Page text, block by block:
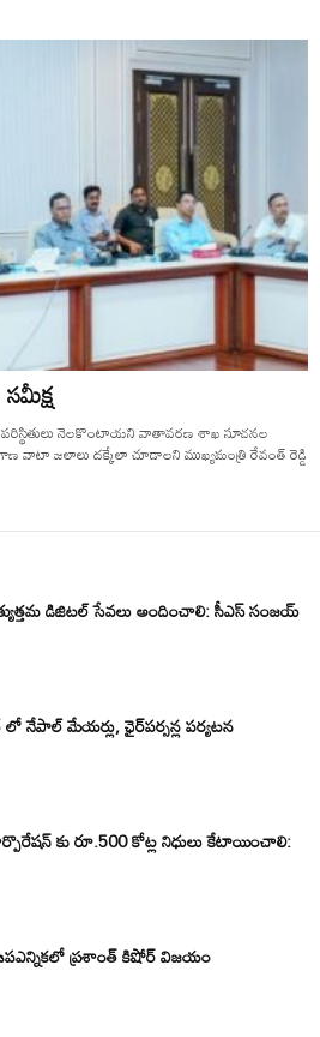
నెల‌కొంటాయ‌ని వాతావర‌ణ శాఖ సూచనల
వాటా జ‌లాలు ద‌క్కేలా చూడాల‌ని ముఖ్యమంత్రి రేవంత్ రెడ్డి
డిజిటల్ సేవలు అందించాలి: సీఎస్ సంజయ్
మేయర్లు, ఛైర్‌పర్సన్ల పర్యటన
కు రూ.500 కోట్ల నిధులు కేటాయించాలి:
ప్రశాంత్ కిషోర్ విజయం